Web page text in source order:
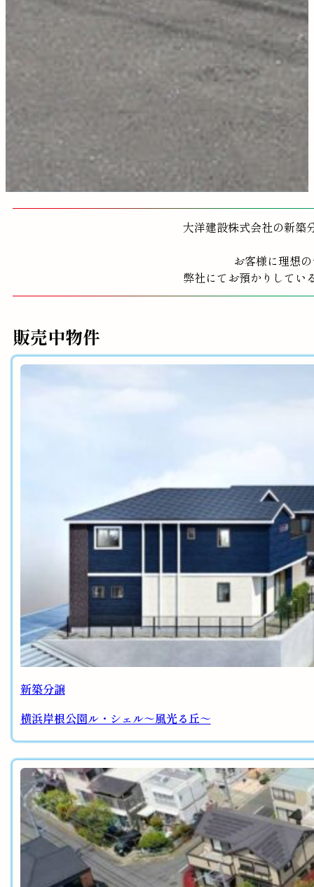
大洋建設株式会社の新築
お客様に理想
弊社にてお預かりしてい
販売中物件
新築分譲
横浜岸根公園ル・シェル～風光る丘～